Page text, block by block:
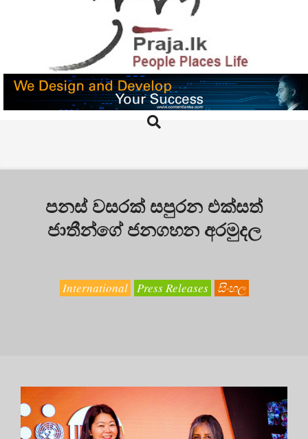
PRAJA.LK
Search
පනස් වසරක් සපුරන එක්සත්
ජාතීන්ගේ ජනගහන අරමුදල
International Press Releases සිංහල